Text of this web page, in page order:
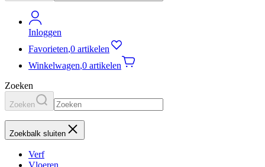
Inloggen
Favorieten,0 artikelen
Winkelwagen,0 artikelen
Zoeken
Zoeken
Zoekbalk sluiten
Verf
Vloeren